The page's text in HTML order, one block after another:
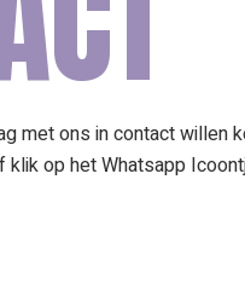
met ons in contact willen
op het Whatsapp